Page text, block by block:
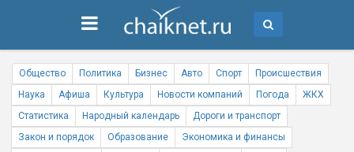
Общество Политика Бизнес Авто Спорт
Происшествия
Наука
Афиша Культура Новости компаний Погода
ЖКХ
Статистика
Народный календарь
Дороги и транспорт
Закон и порядок
Образование
Экономика и финансы